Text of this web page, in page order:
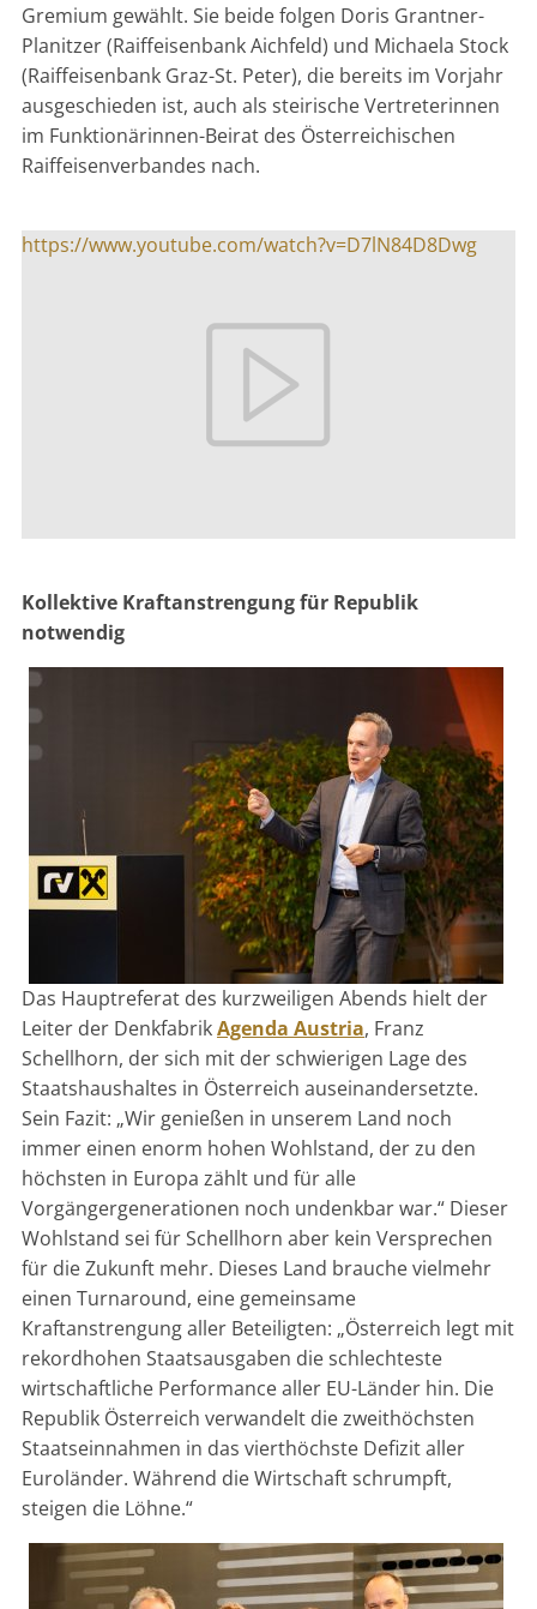
Gremium gewählt. Sie beide folgen Doris Grantner-
Planitzer (Raiffeisenbank Aichfeld) und Michaela Stock
(Raiffeisenbank Graz-St. Peter), die bereits im Vorjahr
ausgeschieden ist, auch als steirische Vertreterinnen
im Funktionärinnen-Beirat des Österreichischen
Raiffeisenverbandes nach.
https://www.youtube.com/watch?v=D7lN84D8Dwg
Kollektive Kraftanstrengung für Republik
notwendig
Das Hauptreferat des kurzweiligen Abends hielt der
Leiter der DenkfabrikAgenda Austria, Franz
Schellhorn, der sich mit der schwierigen Lage des
Staatshaushaltes in Österreich auseinandersetzte.
Sein Fazit: „Wir genießen in unserem Land noch
immer einen enorm hohen Wohlstand, der zu den
höchsten in Europa zählt und für alle
Vorgängergenerationen noch undenkbar war.“ Dieser
Wohlstand sei für Schellhorn aber kein Versprechen
für die Zukunft mehr. Dieses Land brauche vielmehr
einen Turnaround, eine gemeinsame
Kraftanstrengung aller Beteiligten: „Österreich legt mit
rekordhohen Staatsausgaben die schlechteste
wirtschaftliche Performance aller EU-Länder hin. Die
Republik Österreich verwandelt die zweithöchsten
Staatseinnahmen in das vierthöchste Defizit aller
Euroländer. Während die Wirtschaft schrumpft,
steigen die Löhne.“